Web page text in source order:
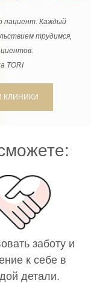
пациент. Каждый
трудимся,
TORI
КЛИНИКИ
заботу и
к себе в
детали.